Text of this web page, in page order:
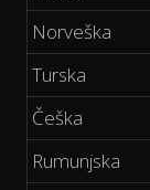
Norveška
Turska
Češka
Rumunjska